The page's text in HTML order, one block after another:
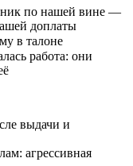
по нашей вине —
доплаты
в талоне
работа: они
выдачи и
агрессивная